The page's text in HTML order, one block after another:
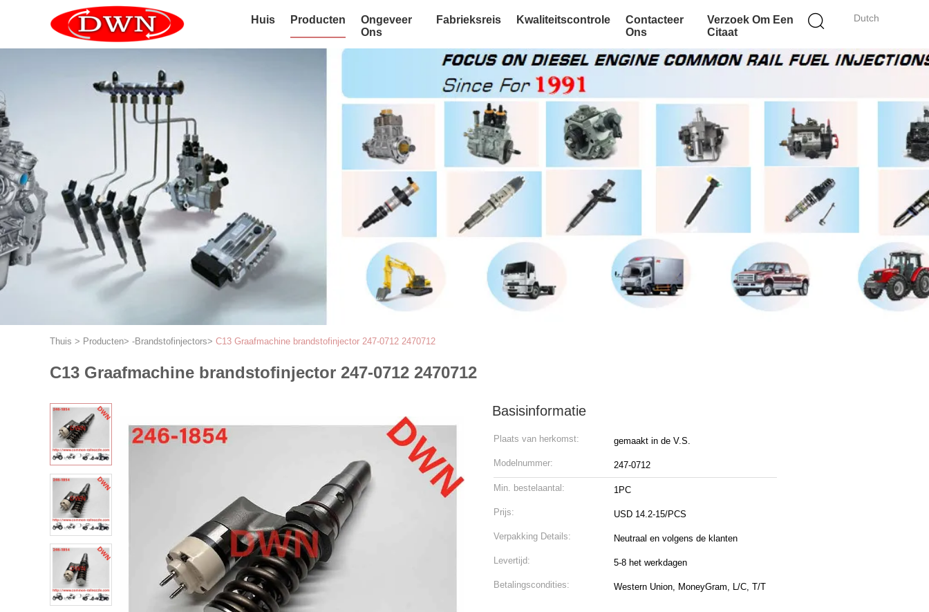
Dutch
Huis Producten
Ongeveer
Ons
Fabrieksreis Kwaliteitscontrole
Contacteer
Ons
Verzoek Om Een
Citaat
Thuis > Producten> -Brandstofinjectors> C13 Graafmachine brandstofinjector 247-0712 2470712
C13 Graafmachine brandstofinjector 247-0712 2470712
Basisinformatie
Plaats van herkomst: gemaakt in de V.S.
Modelnummer: 247-0712
Min. bestelaantal: 1PC
Prijs: USD 14.2-15/PCS
Verpakking Details: Neutraal en volgens de klanten
Levertijd: 5-8 het werkdagen
Betalingscondities: Western Union, MoneyGram, L/C, T/T